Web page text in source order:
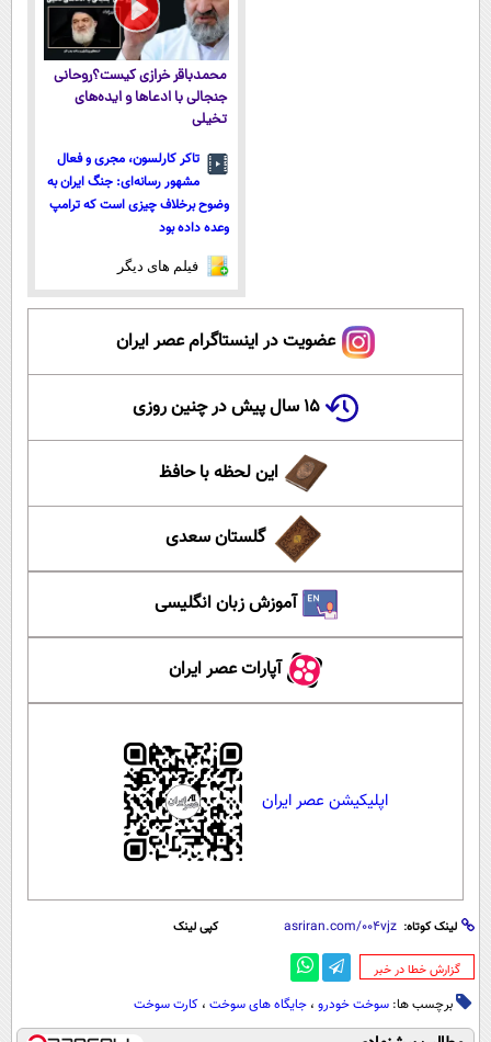
محمدباقر خرازی کیست؟روحانی
جنجالی با ادعاها و ایده‌های
تخیلی
تاکر کارلسون، مجری و فعال
مشهور رسانه‌ای: جنگ ایران به
وضوح برخلاف چیزی است که ترامپ
وعده داده بود
فیلم های دیگر
عضویت در اینستاگرام عصر ایران
۱۵ سال پیش در چنین روزی
این لحظه با حافظ
گلستان سعدی
آموزش زبان انگلیسی
آپارات عصر ایران
اپلیکیشن عصر ایران
لینک کوتاه: کپی لینک
‌گزارش خطا در خبر
برچسب ها: سوخت خودرو ، جایگاه های سوخت ، کارت سوخت